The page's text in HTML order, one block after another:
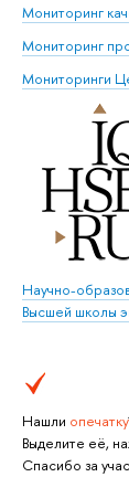
Мониторинг
Мониторинг
Мониторинги
Научно-
Высшей школы
Нашли опечатку
Выделите её,
Спасибо за